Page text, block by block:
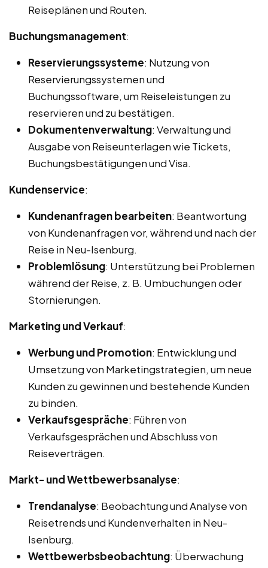
Reiseplänen und Routen.
Buchungsmanagement:
Reservierungssysteme: Nutzung von
Reservierungssystemen und
Buchungssoftware, um Reiseleistungen zu
reservieren und zu bestätigen.
Dokumentenverwaltung: Verwaltung und
Ausgabe von Reiseunterlagen wie Tickets,
Buchungsbestätigungen und Visa.
Kundenservice:
Kundenanfragen bearbeiten: Beantwortung
von Kundenanfragen vor, während und nach der
Reise in Neu-Isenburg.
Problemlösung: Unterstützung bei Problemen
während der Reise, z. B. Umbuchungen oder
Stornierungen.
Marketing und Verkauf:
Werbung und Promotion: Entwicklung und
Umsetzung von Marketingstrategien, um neue
Kunden zu gewinnen und bestehende Kunden
zu binden.
Verkaufsgespräche: Führen von
Verkaufsgesprächen und Abschluss von
Reiseverträgen.
Markt- und Wettbewerbsanalyse:
Trendanalyse: Beobachtung und Analyse von
Reisetrends und Kundenverhalten in Neu-
Isenburg.
Wettbewerbsbeobachtung: Überwachung